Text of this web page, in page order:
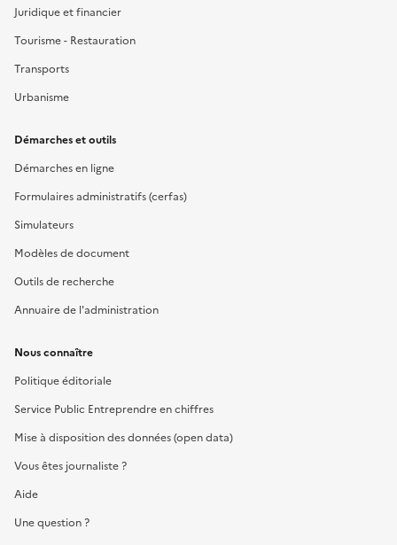
Juridique et financier
Tourisme - Restauration
Transports
Urbanisme
Démarches et outils
Démarches en ligne
Formulaires administratifs (cerfas)
Simulateurs
Modèles de document
Outils de recherche
Annuaire de l'administration
Nous connaître
Politique éditoriale
Service Public Entreprendre en chiffres
Mise à disposition des données (open data)
Vous êtes journaliste ?
Aide
Une question ?